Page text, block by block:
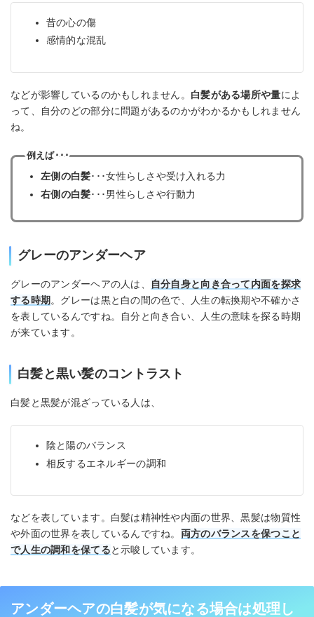
昔の心の傷
感情的な混乱
などが影響しているのかもしれません。 白髪がある場所や量によ
って、自分のどの部分に問題があるのかがわかるかもしれません
ね。
例えば･･･
左側の白髪･･･女性らしさや受け入れる力
右側の白髪･･･男性らしさや行動力
グレーのアンダーヘア
グレーのアンダーヘアの人は、
自分自身と向き合って内面を探求
する時期。グレーは黒と白の間の色で、人生の転換期や不確かさ
を表しているんですね。自分と向き合い、人生の意味を探る時期
が来ています。
白髪と黒い髪のコントラスト
白髪と黒髪が混ざっている人は、
陰と陽のバランス
相反するエネルギーの調和
などを表しています。白髪は精神性や内面の世界、黒髪は物質性
や外面の世界を表しているんですね。 両方のバランスを保つこと
で人生の調和を保てると示唆しています。
アンダーヘアの白髪が気になる場合は処理し